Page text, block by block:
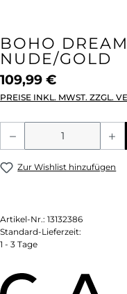
BOHO
NUDE/GOLD
109,99 €
PREISE INKL. MWST. ZZGL.
Produkt
Zur Wishlist hinzufügen
Artikel-Nr.: 13132386
Standard-Lieferzeit:
1 - 3 Tage